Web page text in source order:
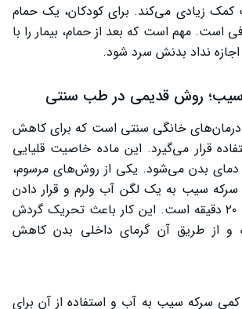
کمک زیادی می‌کند. برای کودکان، یک حمام
کافی است. مهم است که بعد از حمام، بیمار را با
نداد بدنش سرد شود.
سیب؛ روش قدیمی در طب سنتی
خانگی سنتی است که برای کاهش
قرار می‌گیرد. این ماده خاصیت قلیایی
دمای بدن می‌شود. یکی از روش‌های مرسوم،
سرکه سیب به یک لگن آب ولرم و قرار دادن
پاها در آن به مدت ۲۰ دقیقه است. این کار باعث تحریک گردش
و از طریق آن گرمای داخلی بدن کاهش
سرکه سیب به آب و استفاده از آن برای